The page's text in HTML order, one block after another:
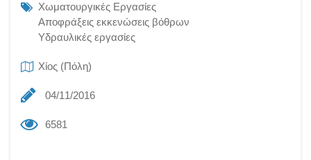
Χωματουργικές Εργασίες
Αποφράξεις εκκενώσεις βόθρων
Υδραυλικές εργασίες
Χίος (Πόλη)
04/11/2016
6581